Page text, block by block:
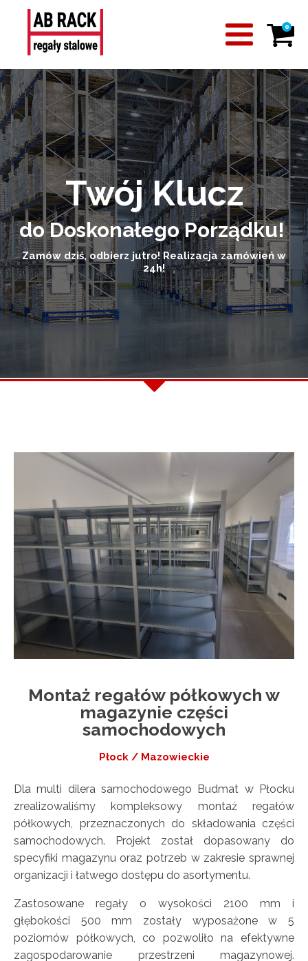
0
Twój Klucz
do Doskonałego Porządku!
Zamów dziś, odbierz jutro! Realizacja zamówień w
24h!
Montaż regałów półkowych w
magazynie części
samochodowych
Płock / Mazowieckie
Dla multi dilera samochodowego Budmat w Płocku
zrealizowaliśmy kompleksowy montaż regałów
półkowych, przeznaczonych do składowania części
samochodowych. Projekt został dopasowany do
specyfiki magazynu oraz potrzeb w zakresie sprawnej
organizacji i łatwego dostępu do asortymentu.
Zastosowane regały o wysokości 2100 mm i
głębokości 500 mm zostały wyposażone w 5
poziomów półkowych, co pozwoliło na efektywne
zagospodarowanie przestrzeni magazynowej.